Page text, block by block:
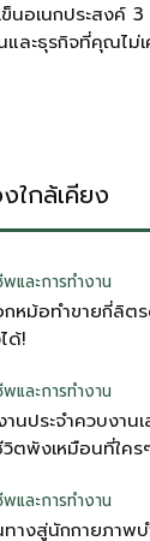
ข็นอเนกประสงค์
และธุรกิจที่คุณไม่
ใกล้เคียง
และการทำงาน
กหม้อทำขายกี่ลิ
ด้!
และการทำงาน
านประจำควบงาน
วิตพังเหมือนที่ใคร
และการทำงาน
ทางสู่นักกายภาพ